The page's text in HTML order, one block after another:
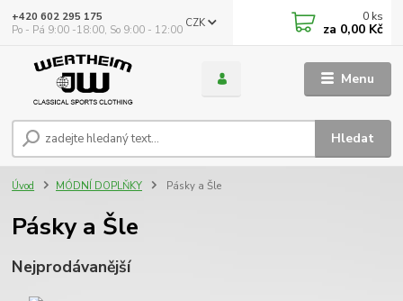
Menu
CZK
Hledat
+420 602 295 175
Po - Pá 9:00 -18:00, So 9:00 - 12:00
0 ks
za 0,00 Kč
Úvod MÓDNÍ DOPLŇKY Pásky a Šle
Pásky a Šle
Nejprodávanější